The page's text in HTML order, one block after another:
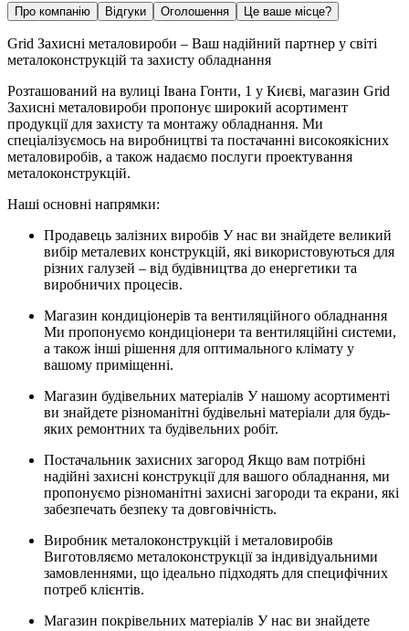
Про компанію Відгуки Оголошення Це ваше місце?
Grid Захисні металовироби – Ваш надійний партнер у світі
металоконструкцій та захисту обладнання
Розташований на вулиці Івана Гонти, 1 у Києві, магазин Grid
Захисні металовироби пропонує широкий асортимент
продукції для захисту та монтажу обладнання. Ми
спеціалізуємось на виробництві та постачанні високоякісних
металовиробів, а також надаємо послуги проектування
металоконструкцій.
Наші основні напрямки:
Продавець залізних виробів У нас ви знайдете великий
вибір металевих конструкцій, які використовуються для
різних галузей – від будівництва до енергетики та
виробничих процесів.
Магазин кондиціонерів та вентиляційного обладнання
Ми пропонуємо кондиціонери та вентиляційні системи,
а також інші рішення для оптимального клімату у
вашому приміщенні.
Магазин будівельних матеріалів У нашому асортименті
ви знайдете різноманітні будівельні матеріали для будь-
яких ремонтних та будівельних робіт.
Постачальник захисних загород Якщо вам потрібні
надійні захисні конструкції для вашого обладнання, ми
пропонуємо різноманітні захисні загороди та екрани, які
забезпечать безпеку та довговічність.
Виробник металоконструкцій і металовиробів
Виготовляємо металоконструкції за індивідуальними
замовленнями, що ідеально підходять для специфічних
потреб клієнтів.
Магазин покрівельних матеріалів У нас ви знайдете